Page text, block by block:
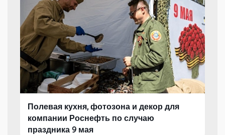
Полевая кухня, фотозона и декор для
компании Роснефть по случаю
праздника 9 мая